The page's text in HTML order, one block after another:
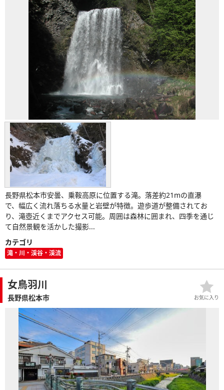
長野県松本市安曇、乗鞍高原に位置する滝。落差約21mの直瀑
で、幅広く流れ落ちる水量と岩壁が特徴。遊歩道が整備されてお
り、滝壺近くまでアクセス可能。周囲は森林に囲まれ、四季を通じ
て自然景観を活かした撮影...
カテゴリ
滝・川・渓谷・渓流
女鳥羽川
長野県松本市 お気に入り